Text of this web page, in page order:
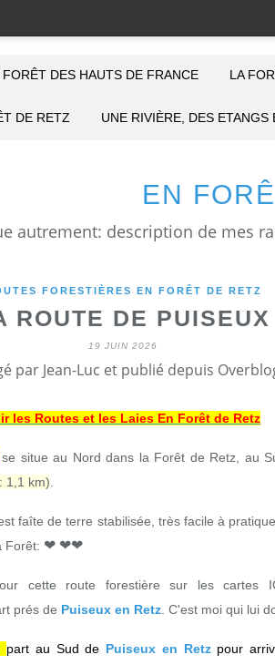
EN
DES HAUTS DE FRANCE LA
DE RETZ UNE RIVIÈRE, DES ETANGS
FORESTIÈRES EN FORÊT DE RETZ
ROUTE DE PUISEUX
19 JUIN 2026
par Jean-Luc et publié depuis
les Routes et les Laies En Forêt de Retz
se situe au Nord dans la Forêt de Retz , au
1,1 km)
faîte de terre stabilisée, très facile à
Forêt: ❤ ❤❤
cette route forestière sur les cartes
prés de Puiseux en Retz . C'est moi qui lui
part au Sud de Puiseux en Retzpour